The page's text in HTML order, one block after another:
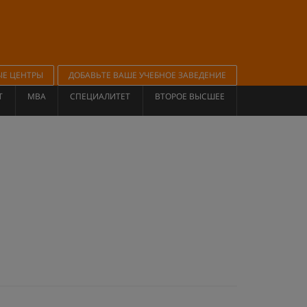
ЦЕНТРЫ
ДОБАВЬТЕ ВАШЕ УЧЕБНОЕ ЗАВЕДЕНИЕ
MBA СПЕЦИАЛИТЕТ ВТОРОЕ ВЫСШЕЕ